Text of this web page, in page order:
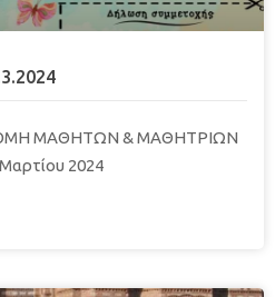
ΜΑΘΗΤΩΝ & ΜΑΘΗΤΡΙΩΝ
2024